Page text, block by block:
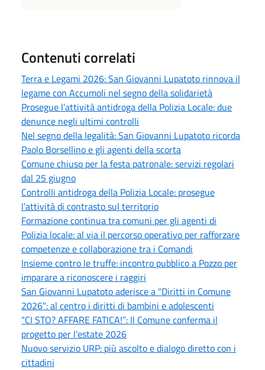
Contenuti correlati
Terra e Legami 2026: San Giovanni Lupatoto rinnova il
legame con Accumoli nel segno della solidarietà
Prosegue l’attività antidroga della Polizia Locale: due
denunce negli ultimi controlli
Nel segno della legalità: San Giovanni Lupatoto ricorda
Paolo Borsellino e gli agenti della scorta
Comune chiuso per la festa patronale: servizi regolari
dal 25 giugno
Controlli antidroga della Polizia Locale: prosegue
l'attività di contrasto sul territorio
Formazione continua tra comuni per gli agenti di
Polizia locale: al via il percorso operativo per rafforzare
competenze e collaborazione tra i Comandi
Insieme contro le truffe: incontro pubblico a Pozzo per
imparare a riconoscere i raggiri
San Giovanni Lupatoto aderisce a "Diritti in Comune
2026": al centro i diritti di bambini e adolescenti
“CI STO? AFFARE FATICA!”: Il Comune conferma il
progetto per l'estate 2026
Nuovo servizio URP: più ascolto e dialogo diretto con i
cittadini